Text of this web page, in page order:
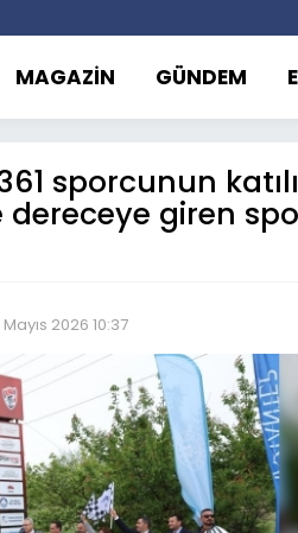
MAGAZİN GÜNDEM
sporcunun
giren
2026 10:37